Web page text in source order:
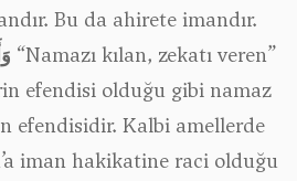
Bu da ahirete imandır.
“Namazı kılan, zekatı veren”
efendisi olduğu gibi namaz
efendisidir. Kalbi amellerde
iman hakikatine raci olduğu